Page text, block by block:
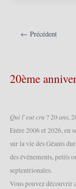
Carnaval
2008
(15/08/2008)
← Précédent
20ème
𝑄𝑢𝑖 𝑙’𝑒𝑢𝑡 𝑐𝑟𝑢 ? 20 𝑎𝑛𝑠,
Entre 2006 et 2026, en
sur la vie des Géants
des événements, petits
septentrionales.
Vous pouvez découvrir